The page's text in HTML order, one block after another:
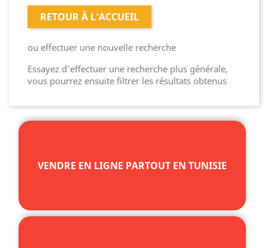
RETOUR À L'ACCUEIL
ou effectuer une nouvelle recherche
Essayez d'effectuer une recherche plus générale,
vous pourrez ensuite filtrer les résultats obtenus
VENDRE EN LIGNE PARTOUT EN TUNISIE